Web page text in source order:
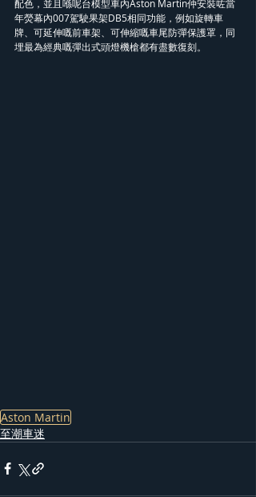
配色，並且喺呢台模型車內Aston Martin仲安裝咗當
年熒幕內007駕駛果架DB5相同功能，例如旋轉車
牌、可延伸嘅前車架、可伸縮嘅車尾防彈保護罩，同
埋最為經典嘅彈出式頭燈機槍都有盡數復刻。
Aston Martin
至潮車迷